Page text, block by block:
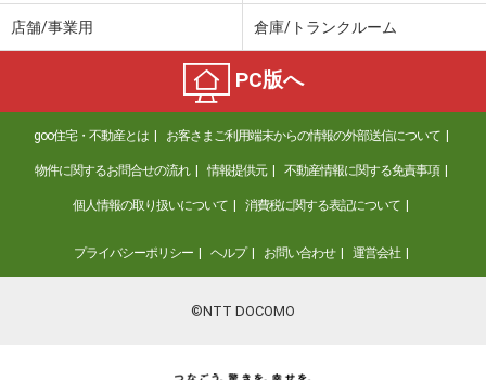
群馬県前橋市本町１
2,790万円
住 所
群馬県前橋市本町１
専有面積 74.65m²
間取り
3LDK
群馬県前橋市日吉町４
価 格
1,380万円
住 所
群馬県前橋市日吉町４
71.81m²
店舗/事業用 倉庫/トランクルーム
PC版へ
goo住宅・不動産とは お客さまご利用端末からの情報の外部送信について
物件に関するお問合せの流れ 情報提供元 不動産情報に関する免責事項
個人情報の取り扱いについて 消費税に関する表記について
プライバシーポリシー ヘルプ お問い合わせ 運営会社
©NTT DOCOMO